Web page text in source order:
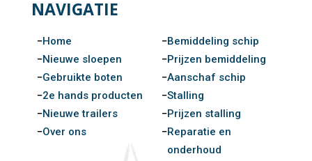
NAVIGATIE
Home
Nieuwe sloepen
Gebruikte boten
2e hands producten
Nieuwe trailers
Over ons
Bemiddeling schip
Prijzen bemiddeling
Aanschaf schip
Stalling
Prijzen stalling
Reparatie en
onderhoud